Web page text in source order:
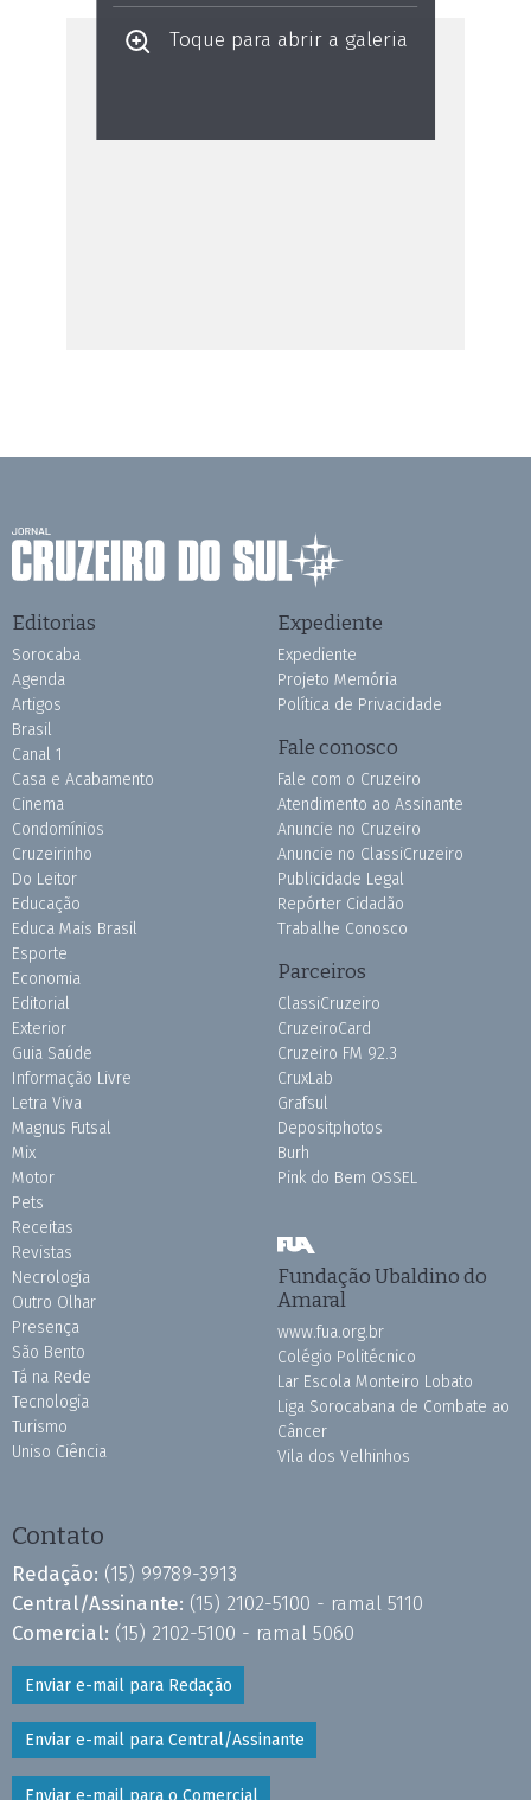
Toque para abrir a galeria
Editorias
Sorocaba
Agenda
Artigos
Brasil
Canal 1
Casa e Acabamento
Cinema
Condomínios
Cruzeirinho
Do Leitor
Educação
Educa Mais Brasil
Esporte
Economia
Editorial
Exterior
Guia Saúde
Informação Livre
Letra Viva
Magnus Futsal
Mix
Motor
Pets
Receitas
Revistas
Necrologia
Outro Olhar
Presença
São Bento
Tá na Rede
Tecnologia
Turismo
Uniso Ciência
Expediente
Expediente
Projeto Memória
Política de Privacidade
Fale conosco
Fale com o Cruzeiro
Atendimento ao Assinante
Anuncie no Cruzeiro
Anuncie no ClassiCruzeiro
Publicidade Legal
Repórter Cidadão
Trabalhe Conosco
Parceiros
ClassiCruzeiro
CruzeiroCard
Cruzeiro FM 92.3
CruxLab
Grafsul
Depositphotos
Burh
Pink do Bem OSSEL
Fundação Ubaldino do
Amaral
www.fua.org.br
Colégio Politécnico
Lar Escola Monteiro Lobato
Liga Sorocabana de Combate ao
Câncer
Vila dos Velhinhos
Contato
Redação: (15) 99789-3913
Central/Assinante: (15) 2102-5100 - ramal 5110
Comercial: (15) 2102-5100 - ramal 5060
Enviar e-mail para Redação
Enviar e-mail para Central/Assinante
Enviar e-mail para o Comercial